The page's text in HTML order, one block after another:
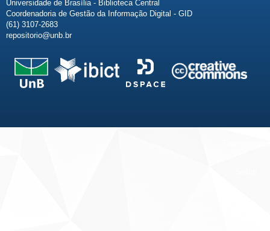
Universidade de Brasília - Biblioteca Central
Coordenadoria de Gestão da Informação Digital - GID
(61) 3107-2683
repositorio@unb.br